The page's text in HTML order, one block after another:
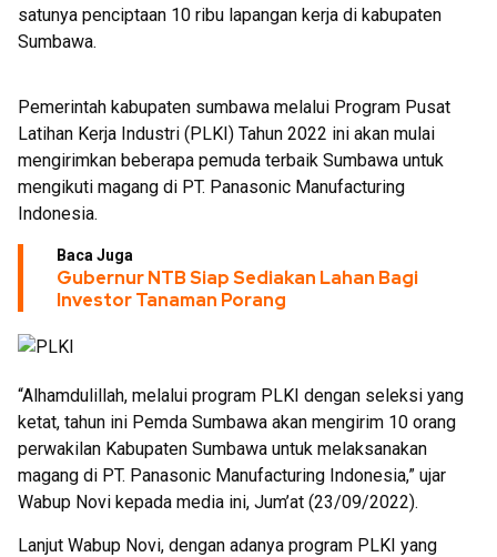
satunya penciptaan 10 ribu lapangan kerja di kabupaten
Sumbawa.
Pemerintah kabupaten sumbawa melalui Program Pusat
Latihan Kerja Industri (PLKI) Tahun 2022 ini akan mulai
mengirimkan beberapa pemuda terbaik Sumbawa untuk
mengikuti magang di PT. Panasonic Manufacturing
Indonesia.
Baca Juga
Gubernur NTB Siap Sediakan Lahan Bagi
Investor Tanaman Porang
“Alhamdulillah, melalui program PLKI dengan seleksi yang
ketat, tahun ini Pemda Sumbawa akan mengirim 10 orang
perwakilan Kabupaten Sumbawa untuk melaksanakan
magang di PT. Panasonic Manufacturing Indonesia,” ujar
Wabup Novi kepada media ini, Jum’at (23/09/2022).
Lanjut Wabup Novi, dengan adanya program PLKI yang